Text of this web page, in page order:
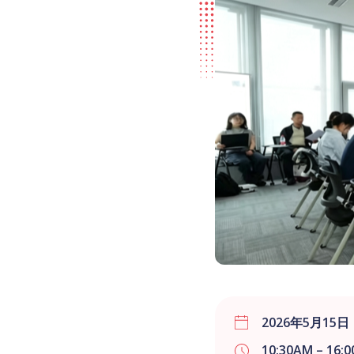
2026年5月15日
10:30AM –